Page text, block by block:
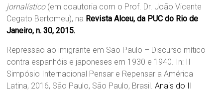
jornalístico(em coautoria com o Prof. Dr. João Vicente
Cegato Bertomeu), na Revista Alceu, da PUC do Rio de
Janeiro, n. 30, 2015.
Repressão ao imigrante em São Paulo – Discurso mítico
contra espanhóis e japoneses em 1930 e 1940. In: II
Simpósio Internacional Pensar e Repensar a América
Latina, 2016, São Paulo, São Paulo, Brasil.Anais do II